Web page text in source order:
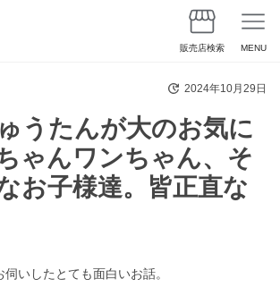
販売店検索 MENU
うたんが大のお気に
ゃんワンちゃん、そ
お子様達。皆正直な
2024年10月29日
いしたとても面白いお話。